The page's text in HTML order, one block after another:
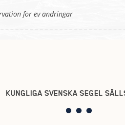
för ev ändringar
KUNGLIGA SVENSKA SEGEL